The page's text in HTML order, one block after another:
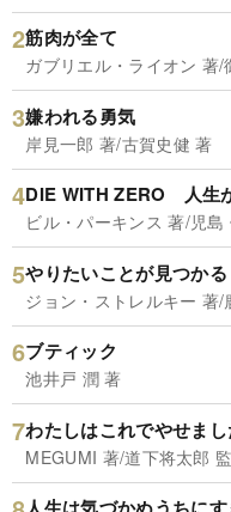
筋肉が全て
ガブリエル・ライオン 著/
嫌われる勇気
岸見一郎 著/古賀史健 著
DIE WITH ZERO 人生
ビル・パーキンス 著/児島
やりたいことが見つか
ジョン・ストレルキー 著/
ブティック
池井戸 潤 著
わたしはこれでやせまし
MEGUMI 著/道下将太郎